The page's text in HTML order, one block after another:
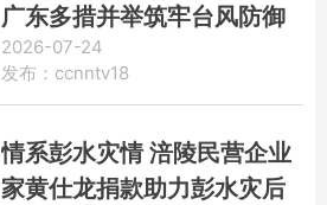
广东多措并举筑牢台风防御
安全屏障
2026-07-24
发布：ccnntv18
情系彭水灾情 涪陵民营企业
家黄仕龙捐款助力彭水灾后